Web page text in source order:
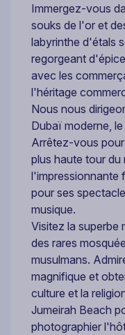
Immergez-vous
souks de l'or et
labyrinthe d'étals
regorgeant
avec les
l'héritage
Nous nous
Dubaï moderne,
Arrêtez-vous
plus haute tour
l'impressionnante
pour ses
musique.
Visitez la superbe
des rares
musulmans.
magnifique et
culture et la
Jumeirah Beach
photographier